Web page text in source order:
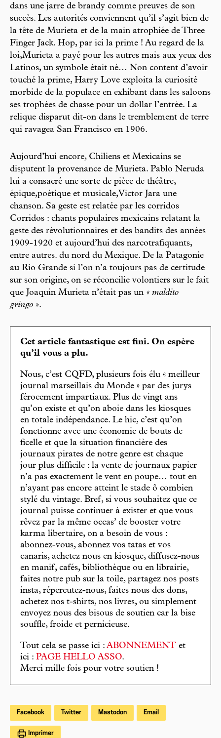
dans une jarre de brandy comme preuves de son
succès. Les autorités conviennent qu’il s’agit bien de
la tête de Murieta et de la main atrophiée de Three
Finger Jack. Hop, par ici la prime ! Au regard de la
loi,Murieta a payé pour les autres mais aux yeux des
Latinos, un symbole était né… Non content d’avoir
touché la prime, Harry Love exploita la curiosité
morbide de la populace en exhibant dans les saloons
ses trophées de chasse pour un dollar l’entrée. La
relique disparut dit-on dans le tremblement de terre
qui ravagea San Francisco en 1906.
Aujourd’hui encore, Chiliens et Mexicains se
disputent la provenance de Murieta. Pablo Neruda
lui a consacré une sorte de pièce de théâtre,
épique,poétique et musicale,Victor Jara une
chanson. Sa geste est relatée par les corridos
Corridos : chants populaires mexicains relatant la
geste des révolutionnaires et des bandits des années
1909-1920 et aujourd’hui des narcotrafiquants,
entre autres. du nord du Mexique. De la Patagonie
au Rio Grande si l’on n’a toujours pas de certitude
sur son origine, on se réconcilie volontiers sur le fait
que Joaquin Murieta n’était pas un « maldito
gringo ».
Cet article fantastique est fini. On espère
qu’il vous a plu.
Nous, c’est CQFD, plusieurs fois élu « meilleur
journal marseillais du Monde » par des jurys
férocement impartiaux. Plus de vingt ans
qu’on existe et qu’on aboie dans les kiosques
en totale indépendance. Le hic, c’est qu’on
fonctionne avec une économie de bouts de
ficelle et que la situation financière des
journaux pirates de notre genre est chaque
jour plus difficile : la vente de journaux papier
n’a pas exactement le vent en poupe… tout en
n’ayant pas encore atteint le stade ô combien
stylé du vintage. Bref, si vous souhaitez que ce
journal puisse continuer à exister et que vous
rêvez par la même occas’ de booster votre
karma libertaire, on a besoin de vous :
abonnez-vous, abonnez vos tatas et vos
canaris, achetez nous en kiosque, diffusez-nous
en manif, cafés, bibliothèque ou en librairie,
faites notre pub sur la toile, partagez nos posts
insta, répercutez-nous, faites nous des dons,
achetez nos t-shirts, nos livres, ou simplement
envoyez nous des bisous de soutien car la bise
souffle, froide et pernicieuse.
Tout cela se passe ici : ABONNEMENT et
ici : PAGE HELLO ASSO.
Merci mille fois pour votre soutien !
Facebook Twitter Mastodon Email
Imprimer